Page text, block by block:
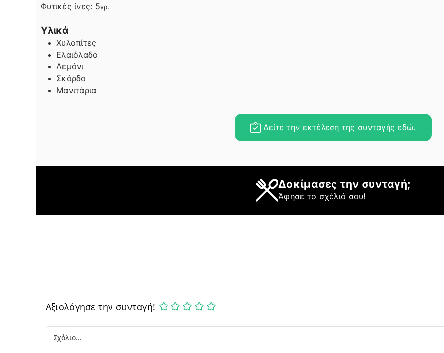
Φυτικές ίνες: 5γρ.
Υλικά
Χυλοπίτες
Ελαιόλαδο
Λεμόνι
Σκόρδο
Μανιτάρια
Δείτε την εκτέλεση της συνταγής εδώ.
Δοκίμασες την συνταγή;
Άφησε το σχόλιό σου!
Αξιολόγησε την συνταγή!
Comment